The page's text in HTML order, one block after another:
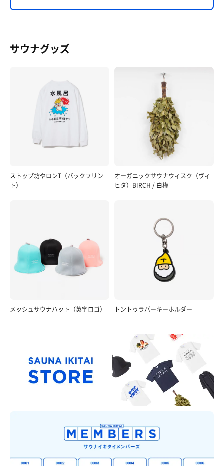
サウナグッズ
ストップ坊やロンT（バックプリン
ト）
オーガニックサウナウィスク（ヴィ
ヒタ）BIRCH / 白樺
メッシュサウナハット（英字ロゴ） トントゥラバーキーホルダー